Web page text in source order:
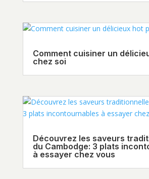
Comment cuisiner un
chez soi
Découvrez les saveurs
du Cambodge: 3 plats
à essayer chez vous